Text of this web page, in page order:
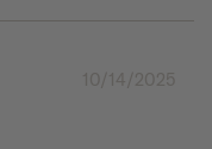
10/14/2025